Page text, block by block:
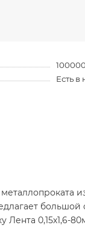
Есть в
большой
0,15х1,6-